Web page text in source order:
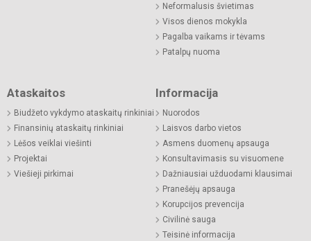
Neformalusis švietimas
Visos dienos mokykla
Pagalba vaikams ir tėvams
Patalpų nuoma
Ataskaitos
Biudžeto vykdymo ataskaitų rinkiniai
Finansinių ataskaitų rinkiniai
Lėšos veiklai viešinti
Projektai
Viešieji pirkimai
Informacija
Nuorodos
Laisvos darbo vietos
Asmens duomenų apsauga
Konsultavimasis su visuomene
Dažniausiai užduodami klausimai
Pranešėjų apsauga
Korupcijos prevencija
Civilinė sauga
Teisinė informacija